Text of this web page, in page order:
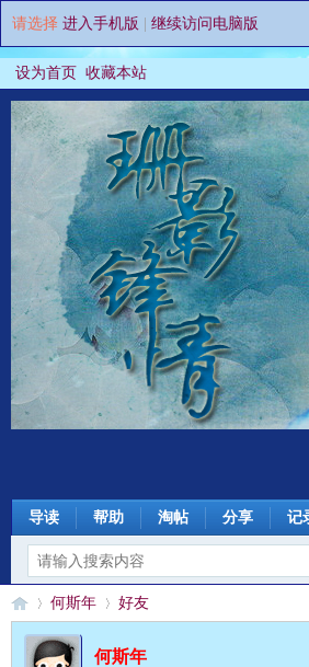
请选择 进入手机版 继续访问电脑版
设为首页 收藏本站
导读 帮助 淘帖 分享 记
何斯年 好友
何斯年